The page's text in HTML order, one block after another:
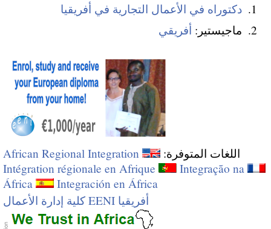
دكتوراه في الأعمال التجارية في أفريقيا
ماجيستير: أفريقي
اللغات المتوفرة:
African Regional Integration
Intégration régionale en Afrique
Integração na
África
Integración en África
أفريقيا EENI كلية إدارة الأعمال